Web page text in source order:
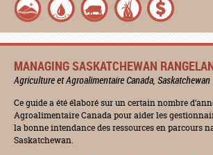
MANAGING SASKATCHEWAN
Agriculture et Agroalimentaire Canada, Saskatchewan
Ce guide a été élaboré sur un certain nombre
Agroalimentaire Canada pour aider les
la bonne intendance des ressources en parcours
Saskatchewan.